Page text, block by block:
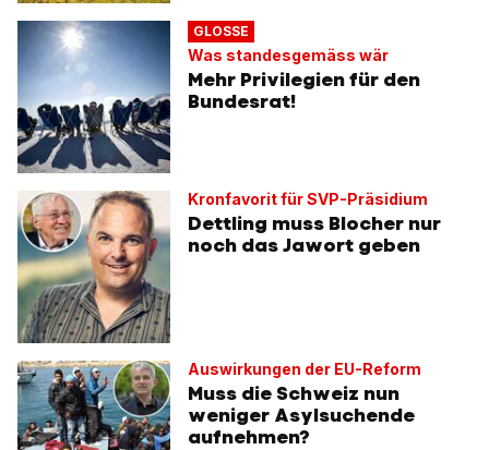
GLOSSE
Was standesgemäss wär
Mehr Privilegien für den
Bundesrat!
Kronfavorit für SVP-Präsidium
Dettling muss Blocher nur
noch das Jawort geben
Auswirkungen der EU-Reform
Muss die Schweiz nun
weniger Asylsuchende
aufnehmen?